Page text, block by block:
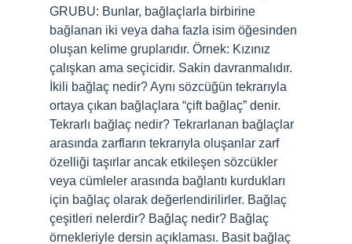
GRUBU: Bunlar, bağlaçlarla birbirine
bağlanan iki veya daha fazla isim öğesinden
oluşan kelime gruplarıdır. Örnek: Kızınız
çalışkan ama seçicidir. Sakin davranmalıdır.
İkili bağlaç nedir? Aynı sözcüğün tekrarıyla
ortaya çıkan bağlaçlara “çift bağlaç” denir.
Tekrarlı bağlaç nedir? Tekrarlanan bağlaçlar
arasında zarfların tekrarıyla oluşanlar zarf
özelliği taşırlar ancak etkileşen sözcükler
veya cümleler arasında bağlantı kurdukları
için bağlaç olarak değerlendirilirler. Bağlaç
çeşitleri nelerdir? Bağlaç nedir? Bağlaç
örnekleriyle dersin açıklaması. Basit bağlaç